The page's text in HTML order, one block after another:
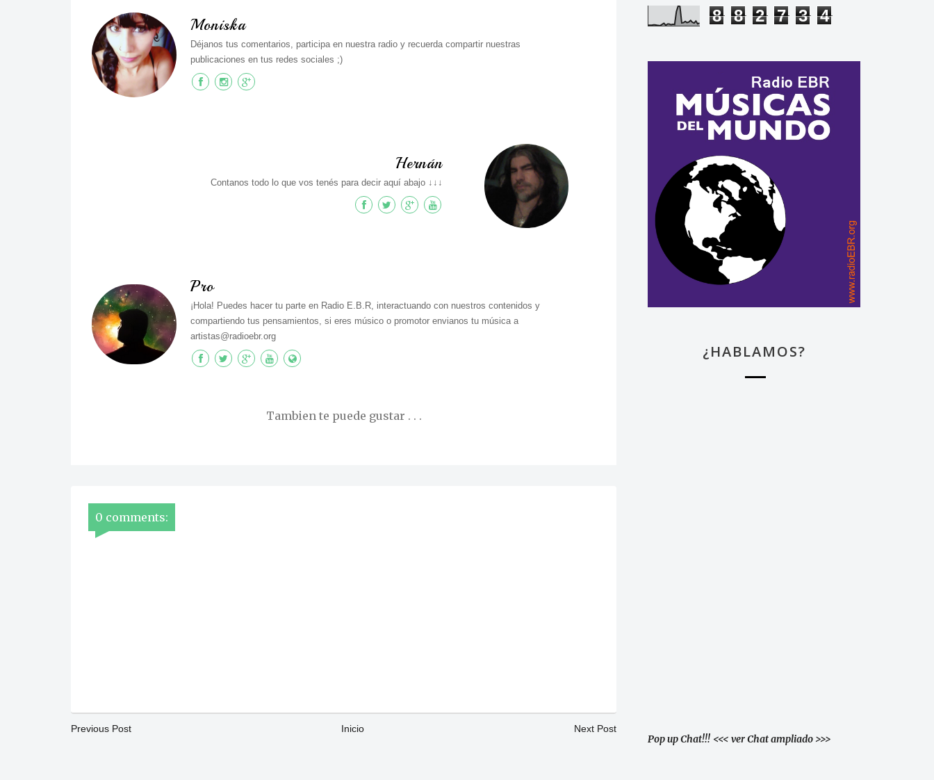
Moniska
Déjanos tus comentarios, participa en nuestra radio y recuerda compartir nuestras
publicaciones en tus redes sociales ;)
Hernán
Contanos todo lo que vos tenés para decir aquí abajo ↓↓↓
Pro
¡Hola! Puedes hacer tu parte en Radio E.B.R, interactuando con nuestros contenidos y
compartiendo tus pensamientos, si eres músico o promotor envianos tu música a
artistas@radioebr.org
Tambien te puede gustar . . .
0 comments:
Previous Post Inicio Next Post
8 8 2 7 3 4
¿HABLAMOS?
Pop up Chat!!! <<< ver Chat ampliado >>>